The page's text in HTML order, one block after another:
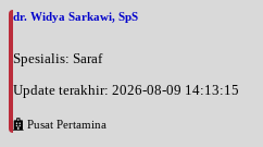
dr. Widya Sarkawi, SpS
Spesialis: Saraf
Update terakhir: 2026-08-09 14:13:15
Pusat Pertamina